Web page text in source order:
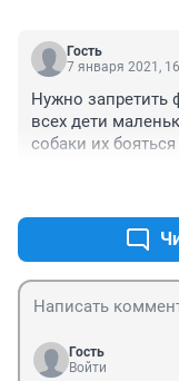
выполняют
мерахГость
7 января 2021,
Нужно запретить
всех дети
собаки их
Гость
Войти